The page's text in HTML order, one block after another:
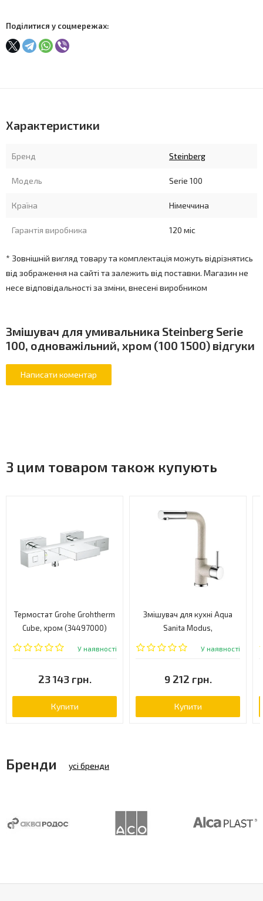
Поділитися у соцмережах:
Характеристики
Бренд Steinberg
Модель Serie 100
Країна Німеччина
Гарантія виробника 120 міс
* Зовнішній вигляд товару та комплектація можуть відрізнятись
від зображення на сайті та залежить від поставки. Магазин не
несе відповідальності за зміни, внесені виробником
Змішувач для умивальника Steinberg Serie
100, одноважільний, хром (100 1500) відгуки
З цим товаром також купують
Термостат Grohe Grohtherm
Cube, хром (34497000)
У наявності
23 143 грн.
Купити
Змішувач для кухні Aqua
Sanita Modus,
одноважільний, ора (2383-
112)
У наявності
9 212 грн.
Купити
Бренди усі бренди